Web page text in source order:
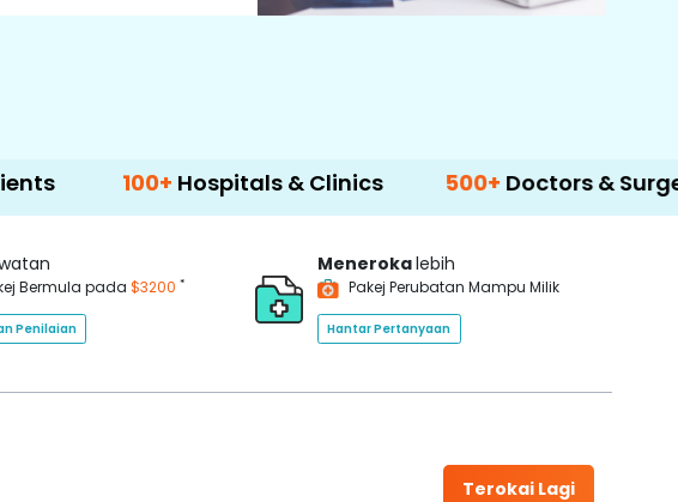
100+ Hospitals & Clinics 500+ Doctors & Surgeons
Bermula pada $3200 *
Penilaian
Menerokalebih
Pakej Perubatan Mampu Milik
Hantar Pertanyaan
Terokai Lagi